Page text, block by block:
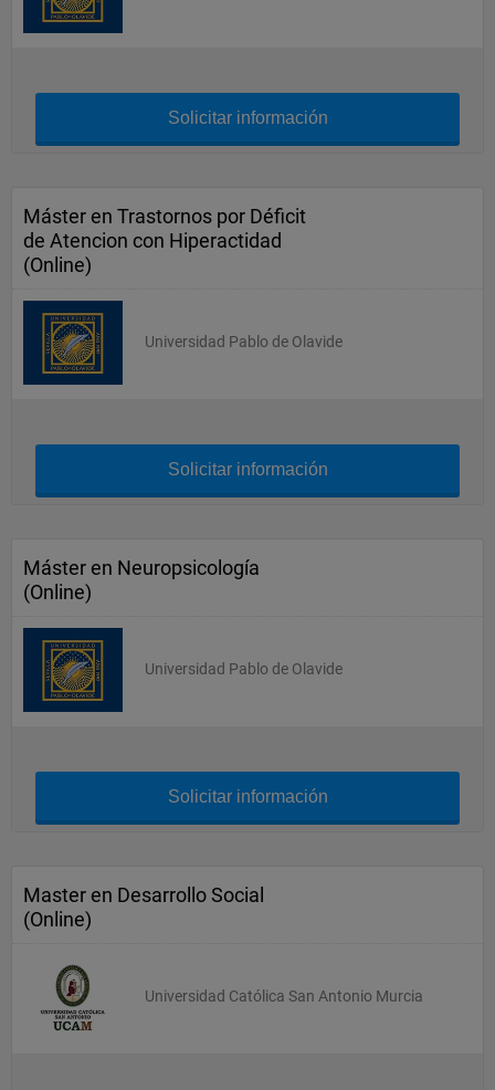
Solicitar información
Máster en Trastornos por Déficit
de Atencion con Hiperactidad
(Online)
Universidad Pablo de Olavide
Solicitar información
Máster en Neuropsicología
(Online)
Universidad Pablo de Olavide
Solicitar información
Master en Desarrollo Social
(Online)
Universidad Católica San Antonio Murcia